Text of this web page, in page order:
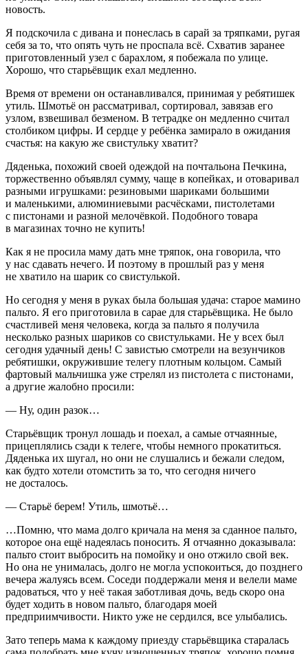
новость.
Я подскочила с дивана и понеслась в сарай за тряпками, ругая
себя за то, что опять чуть не проспала всё. Схватив заранее
приготовленный узел с барахлом, я побежала по улице.
Хорошо, что старьёвщик ехал медленно.
Время от времени он останавливался, принимая у ребятишек
утиль. Шмотьё он рассматривал, сортировал, завязав его
узлом, взвешивал безменом. В тетрадке он медленно считал
столбиком цифры. И сердце у ребёнка замирало в ожидания
счастья: на какую же свистульку хватит?
Дяденька, похожий своей одеждой на почтальона Печкина,
торжественно объявлял сумму, чаще в копейках, и отоваривал
разными игрушками: резиновыми шариками большими
и маленькими, алюминиевыми расчёсками, пистолетами
с пистонами и разной мелочёвкой. Подобного товара
в магазинах точно не купить!
Как я не просила маму дать мне тряпок, она говорила, что
у нас сдавать нечего. И поэтому в прошлый раз у меня
не хватило на шарик со свистулькой.
Но сегодня у меня в руках была большая удача: старое мамино
пальто. Я его приготовила в сарае для старьёвщика. Не было
счастливей меня человека, когда за пальто я получила
несколько разных шариков со свистульками. Не у всех был
сегодня удачный день! С завистью смотрели на везунчиков
ребятишки, окружившие телегу плотным кольцом. Самый
фартовый мальчишка уже стрелял из пистолета с пистонами,
а другие жалобно просили:
— Ну, один разок…
Старьёвщик тронул лошадь и поехал, а самые отчаянные,
прицеплялись сзади к телеге, чтобы немного прокатиться.
Дяденька их шугал, но они не слушались и бежали следом,
как будто хотели отомстить за то, что сегодня ничего
не досталось.
— Старьё берем! Утиль, шмотьё…
…Помню, что мама долго кричала на меня за сданное пальто,
которое она ещё надеялась поносить. Я отчаянно доказывала:
пальто стоит выбросить на помойку и оно отжило свой век.
Но она не унималась, долго не могла успокоиться, до позднего
вечера жалуясь всем. Соседи поддержали меня и велели маме
радоваться, что у неё такая заботливая дочь, ведь скоро она
будет ходить в новом пальто, благодаря моей
предприимчивости. Никто уже не сердился, все улыбались.
Зато теперь мама к каждому приезду старьёвщика старалась